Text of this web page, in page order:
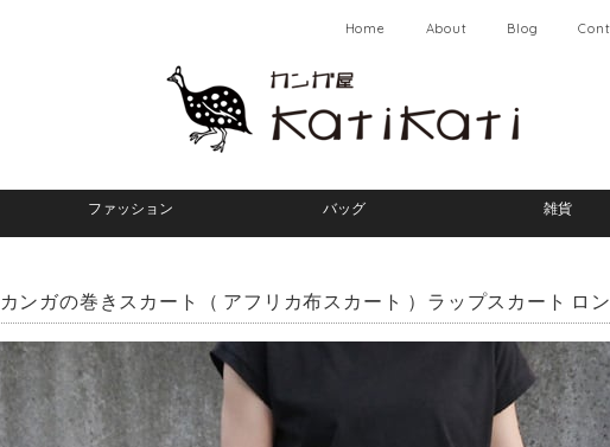
Home About Blog
ファッション バッグ 雑貨
カンガの巻きスカート（ アフリカ布スカート ）ラップスカート ロ